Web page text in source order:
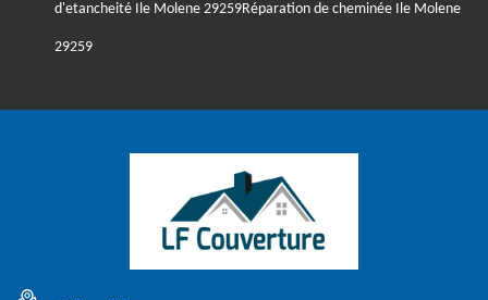
d'etancheité Ile Molene 29259Réparation de cheminée Ile Molene
29259